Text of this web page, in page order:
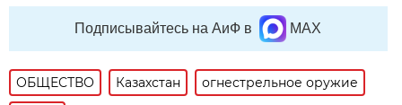
Подписывайтесь на АиФ в MAX
ОБЩЕСТВО Казахстан
огнестрельное оружие